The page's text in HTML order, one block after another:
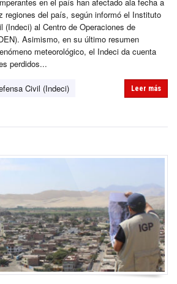
regiones del país, según informó el Instituto
(Indeci) al Centro de Operaciones de
Asimismo, en su último resumen
meteorológico, el Indeci da cuenta
perdidos...
Civil (Indeci)
Leer más